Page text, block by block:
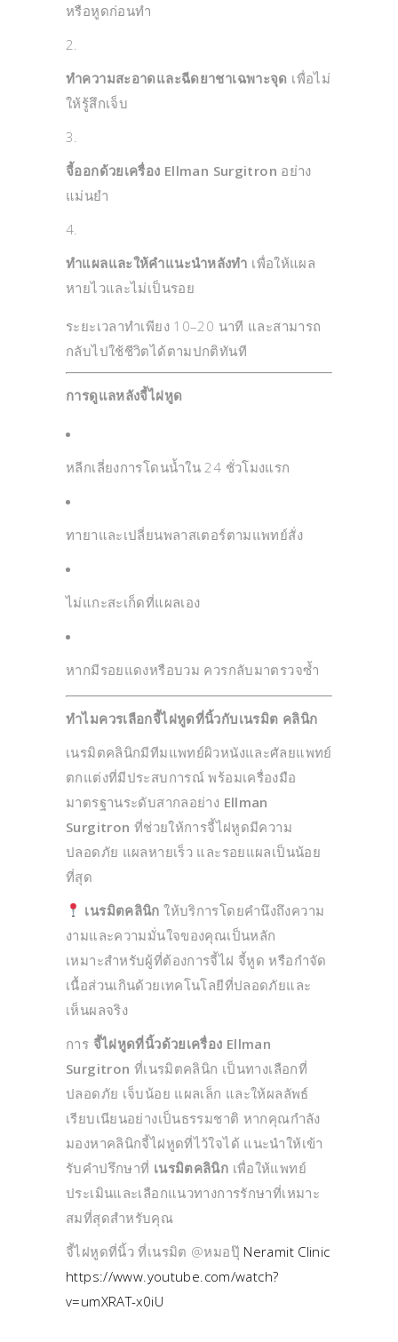
หรือหูดก่อนทำ
ทำความสะอาดและฉีดยาชาเฉพาะจุด เพื่อไม่
ให้รู้สึกเจ็บ
จี้ออกด้วยเครื่อง Ellman Surgitron อย่าง
แม่นยำ
ทำแผลและให้คำแนะนำหลังทำ เพื่อให้แผล
หายไวและไม่เป็นรอย
ระยะเวลาทำเพียง 10–20 นาที และสามารถ
กลับไปใช้ชีวิตได้ตามปกติทันที
การดูแลหลังจี้ไฝหูด
หลีกเลี่ยงการโดนน้ำใน 24 ชั่วโมงแรก
ทายาและเปลี่ยนพลาสเตอร์ตามแพทย์สั่ง
ไม่แกะสะเก็ดที่แผลเอง
หากมีรอยแดงหรือบวม ควรกลับมาตรวจซ้ำ
ทำไมควรเลือกจี้ไฝหูดที่นิ้วกับเนรมิต คลินิก
เนรมิตคลินิกมีทีมแพทย์ผิวหนังและศัลยแพทย์
ตกแต่งที่มีประสบการณ์ พร้อมเครื่องมือ
มาตรฐานระดับสากลอย่าง Ellman
Surgitron ที่ช่วยให้การจี้ไฝหูดมีความ
ปลอดภัย แผลหายเร็ว และรอยแผลเป็นน้อย
ที่สุด
เนรมิตคลินิก ให้บริการโดยคำนึงถึงความ
งามและความมั่นใจของคุณเป็นหลัก
เหมาะสำหรับผู้ที่ต้องการจี้ไฝ จี้หูด หรือกำจัด
เนื้อส่วนเกินด้วยเทคโนโลยีที่ปลอดภัยและ
เห็นผลจริง
การ จี้ไฝหูดที่นิ้วด้วยเครื่อง Ellman
Surgitron ที่เนรมิตคลินิก เป็นทางเลือกที่
ปลอดภัย เจ็บน้อย แผลเล็ก และให้ผลลัพธ์
เรียบเนียนอย่างเป็นธรรมชาติ หากคุณกำลัง
มองหาคลินิกจี้ไฝหูดที่ไว้ใจได้ แนะนำให้เข้า
รับคำปรึกษาที่ เนรมิตคลินิก เพื่อให้แพทย์
ประเมินและเลือกแนวทางการรักษาที่เหมาะ
สมที่สุดสำหรับคุณ
จี้ไฝหูดที่นิ้ว ที่เนรมิต @หมอปุ๊ Neramit Clinic
https://www.youtube.com/watch?
v=umXRAT-x0iU